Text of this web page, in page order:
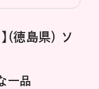
（徳島県） ソ
一品